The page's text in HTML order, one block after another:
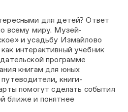
для детей? Ответ
всему миру. Музей-
и усадьбу Измайлово
интерактивный учебник
программе
книгам для юных
книги-
помогут сделать события
ближе и понятнее